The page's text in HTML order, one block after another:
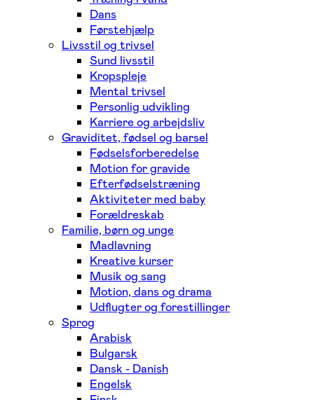
Dans
Førstehjælp
Livsstil og trivsel
Sund livsstil
Kropspleje
Mental trivsel
Personlig udvikling
Karriere og arbejdsliv
Graviditet, fødsel og barsel
Fødselsforberedelse
Motion for gravide
Efterfødselstræning
Aktiviteter med baby
Forældreskab
Familie, børn og unge
Madlavning
Kreative kurser
Musik og sang
Motion, dans og drama
Udflugter og forestillinger
Sprog
Arabisk
Bulgarsk
Dansk - Danish
Engelsk